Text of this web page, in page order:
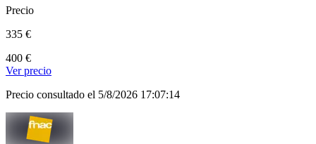
Precio
335 €
400 €
Ver precio
Precio consultado el 5/8/2026 17:07:14